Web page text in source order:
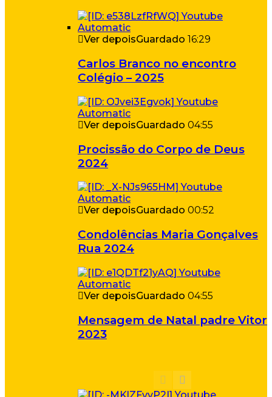
Ver depoisGuardado 16:29
Carlos Branco no encontro
Colégio – 2025
Ver depoisGuardado 04:55
Procissão do Corpo de Deus
2024
Ver depoisGuardado 00:52
Condolências Maria Gonçalves
Rua 2024
Ver depoisGuardado 04:55
Mensagem de Natal padre Vitor
2023